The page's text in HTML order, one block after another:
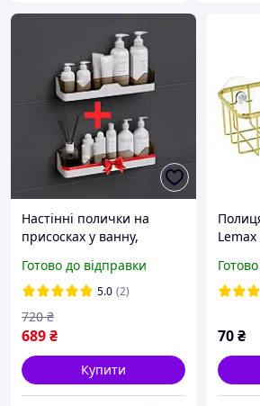
Настінні полички на
присосках у ванну,
(XN-318-b)
Готово до відправки
5.0 (2)
689₴
720 ₴
Купити
(EBA-
70₴